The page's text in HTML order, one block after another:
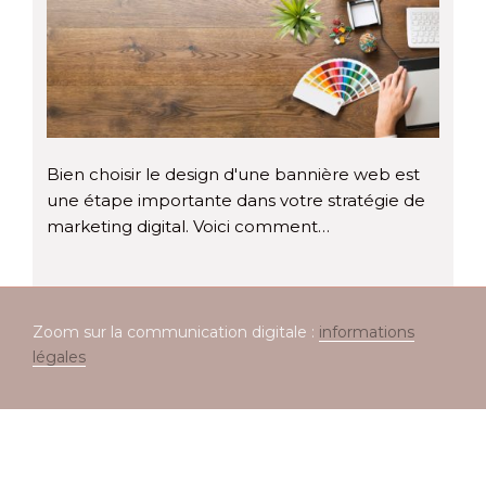
Bien choisir le design d'une bannière web est
une étape importante dans votre stratégie de
marketing digital. Voici comment…
Zoom sur la communication digitale : informations
légales